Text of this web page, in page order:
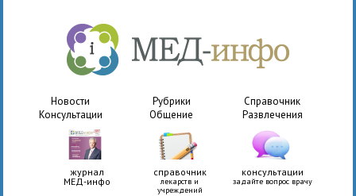
Новости Рубрики
Справочник
Консультации
Общение Развлечения
журнал
МЕД-инфо
справочник
лекарств и
учреждений
консультации
задайте вопрос врачу